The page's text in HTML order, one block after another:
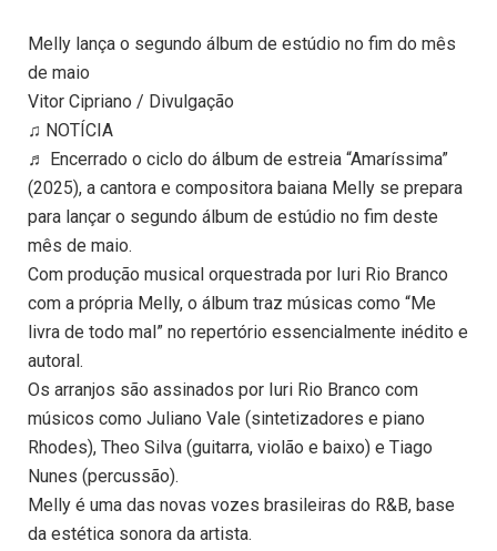
Melly lança o segundo álbum de estúdio no fim do mês
de maio
Vitor Cipriano / Divulgação
♫ NOTÍCIA
♬ Encerrado o ciclo do álbum de estreia “Amaríssima”
(2025), a cantora e compositora baiana Melly se prepara
para lançar o segundo álbum de estúdio no fim deste
mês de maio.
Com produção musical orquestrada por Iuri Rio Branco
com a própria Melly, o álbum traz músicas como “Me
livra de todo mal” no repertório essencialmente inédito e
autoral.
Os arranjos são assinados por Iuri Rio Branco com
músicos como Juliano Vale (sintetizadores e piano
Rhodes), Theo Silva (guitarra, violão e baixo) e Tiago
Nunes (percussão).
Melly é uma das novas vozes brasileiras do R&B, base
da estética sonora da artista.